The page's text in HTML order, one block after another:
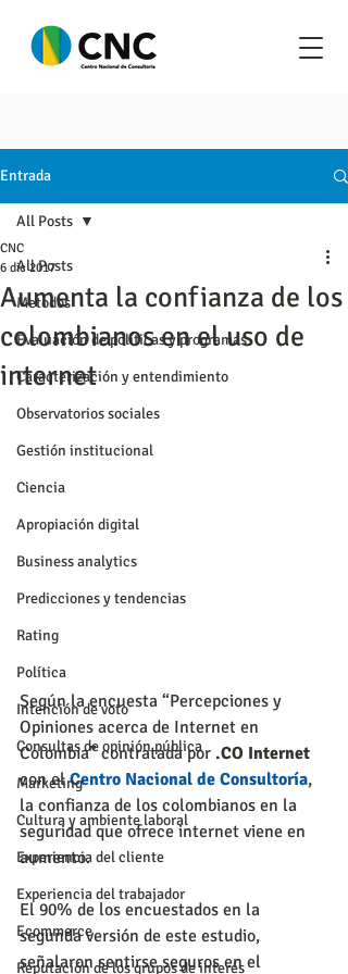
Entrada
All Posts
Metodos
Evaluación de políticas y programas
Caracterización y entendimiento
Observatorios sociales
Gestión institucional
Ciencia
Apropiación digital
Business analytics
Predicciones y tendencias
Rating
Política
Intención de voto
Consultas de opinión pública
Marketing
Cultura y ambiente laboral
Experiencia del cliente
Experiencia del trabajador
Ecommerce
Reputación de los grupos de interés
All Posts
Aumenta la confianza de los
colombianos en el uso de
internet
CNC
6 dic 2017
Según la encuesta “Percepciones y
Opiniones acerca de Internet en
Colombia” contratada por .CO Internet
con el Centro Nacional de Consultoría,
la confianza de los colombianos en la
seguridad que ofrece internet viene en
aumento.
El 90% de los encuestados en la
segunda versión de este estudio,
señalaron sentirse seguros en el